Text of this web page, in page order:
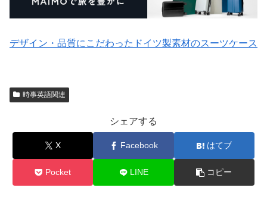
デザイン・品質にこだわったドイツ製素材のスーツケース
時事英語関連
シェアする
X Facebook はてブ
Pocket LINE コピー